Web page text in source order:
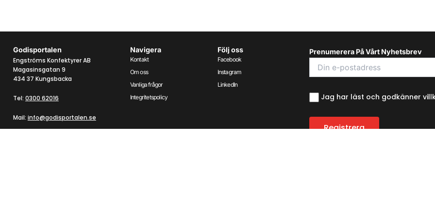
Godisportalen
Engströms Konfektyrer AB
Magasinsgatan 9
434 37 Kungsbacka
Tel: 0300 62016
Mail: info@godisportalen.se
Navigera
Kontakt
Om oss
Vanliga frågor
Integritetspolicy
Följ oss
Facebook
Instagram
LinkedIn
Prenumerera På Vårt Nyhetsbrev
Jag har läst och godkänner